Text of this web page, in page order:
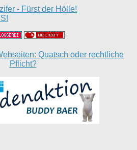
- Fürst der Hölle!
Quatsch oder rechtliche
Pflicht?